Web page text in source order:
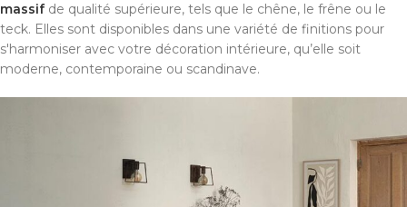
massifde qualité supérieure, tels que le chêne, le frêne ou le
teck. Elles sont disponibles dans une variété de finitions pour
s'harmoniser avec votre décoration intérieure, qu’elle soit
moderne, contemporaine ou scandinave.